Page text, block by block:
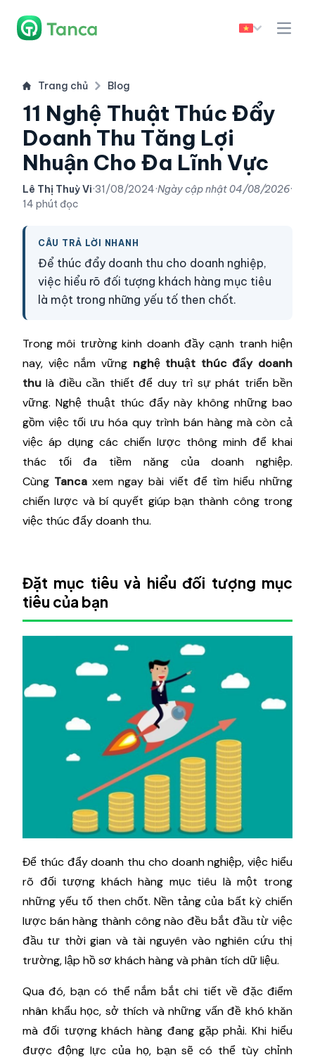
Trang chủ Blog
11 Nghệ Thuật Thúc Đẩy
Doanh Thu Tăng Lợi
Nhuận Cho Đa Lĩnh Vực
Lê Thị Thuỳ Vi·31/08/2024·Ngày cập nhật04/08/2026·
14 phút đọc
CÂU TRẢ LỜI NHANH
Để thúc đẩy doanh thu cho doanh nghiệp,
việc hiểu rõ đối tượng khách hàng mục tiêu
là một trong những yếu tố then chốt.
Trong môi trường kinh doanh đầy cạnh tranh hiện
nay, việc nắm vững nghệ thuật thúc đẩy doanh
thu là điều cần thiết để duy trì sự phát triển bền
vững. Nghệ thuật thúc đẩy này không những bao
gồm việc tối ưu hóa quy trình bán hàng mà còn cả
việc áp dụng các chiến lược thông minh để khai
thác tối đa tiềm năng của doanh nghiệp.
Cùng Tanca xem ngay bài viết để tìm hiểu những
chiến lược và bí quyết giúp bạn thành công trong
việc thúc đẩy doanh thu.
Đặt mục tiêu và hiểu đối tượng mục
tiêu của bạn
Để thúc đẩy doanh thu cho doanh nghiệp, việc hiểu
rõ đối tượng khách hàng mục tiêu là một trong
những yếu tố then chốt. Nền tảng của bất kỳ chiến
lược bán hàng thành công nào đều bắt đầu từ việc
đầu tư thời gian và tài nguyên vào nghiên cứu thị
trường, lập hồ sơ khách hàng và phân tích dữ liệu.
Qua đó, bạn có thể nắm bắt chi tiết về đặc điểm
nhân khẩu học, sở thích và những vấn đề khó khăn
mà đối tượng khách hàng đang gặp phải. Khi hiểu
được động lực của họ, bạn sẽ có thể tùy chỉnh